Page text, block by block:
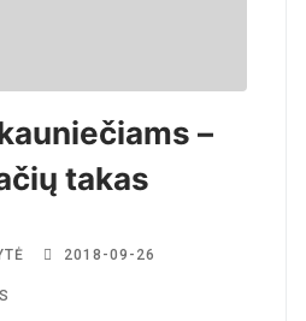
–
takas
2018-09-26